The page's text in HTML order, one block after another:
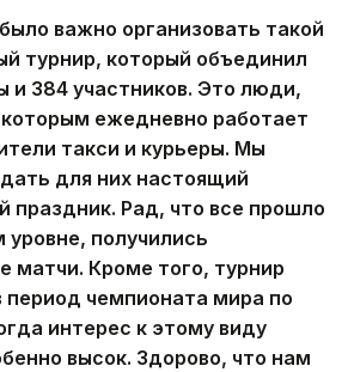
важно организовать такой
турнир, который объединил
и 384 участников. Это люди,
ежедневно работает
такси и курьеры. Мы
для них настоящий
праздник. Рад, что все прошло
уровне, получились
матчи. Кроме того, турнир
период чемпионата мира по
интерес к этому виду
высок. Здорово, что нам